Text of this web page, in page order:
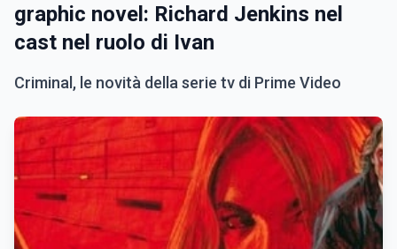
graphic novel: Richard Jenkins nel
cast nel ruolo di Ivan
Criminal, le novità della serie tv di Prime Video